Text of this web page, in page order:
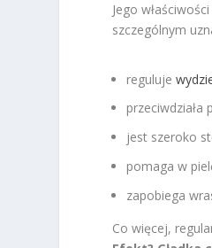
Jego
szczególnym
reguluje
przeciwdziała
jest szeroko
pomaga w
zapobiega
Co więcej,